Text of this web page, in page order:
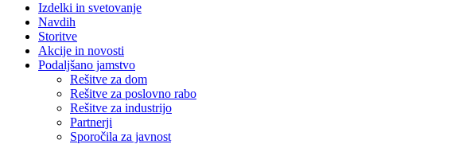
Izdelki in svetovanje
Navdih
Storitve
Akcije in novosti
Podaljšano jamstvo
Rešitve za dom
Rešitve za poslovno rabo
Rešitve za industrijo
Partnerji
Sporočila za javnost